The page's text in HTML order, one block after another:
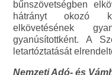
bűnszövetségben
hátrányt okozó
elkövetésének
gyanúsítottként. A
letartóztatását
Nemzeti Adó- és